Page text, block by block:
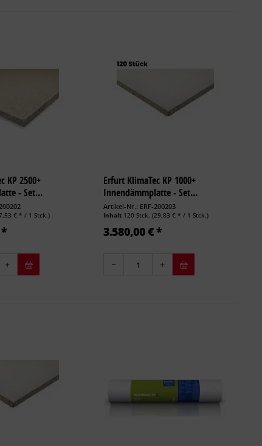
KP 2500+
- Set...
€ * / 1 Stck.)
*
Erfurt KlimaTec KP 1000+
Innendämmplatte - Set...
Artikel-Nr.: ERF-200203
Inhalt 120 Stck.(29,83 € * / 1 Stck.)
3.580,00 € *